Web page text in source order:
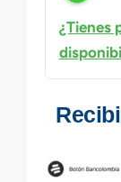
¿Tienes